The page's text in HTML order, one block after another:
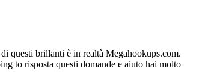
questi brillanti è in realtà Megahookups.com.
to risposta questi domande e aiuto hai molto